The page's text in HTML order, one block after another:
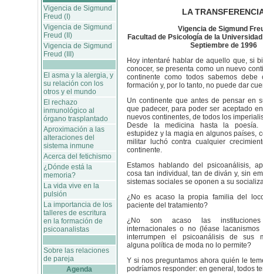
Vigencia de Sigmund
Freud (I)
Vigencia de Sigmund
Freud (II)
Vigencia de Sigmund
Freud (III)
El asma y la alergia, y
su relación con los
otros y el mundo
El rechazo
inmunológico al
órgano trasplantado
Aproximación a las
alteraciones del
sistema inmune
Acerca del fetichismo
¿Dónde está la
memoria?
La vida vive en la
pulsión
La importancia de los
talleres de escritura
en la formación de
psicoanalistas
Sobre las relaciones
de pareja
Agenda
LA
Vigencia de Sigmund
Facultad de Psicología de la
Septiembre de 1996
Hoy intentaré hablar de aquello que, si
conocer, se presenta como un nuevo
continente como todos sabemos debe
formación y, por lo tanto, no puede dar
Un continente que antes de pensar en
que padecer, para poder ser aceptado
nuevos continentes, de todos los
Desde la medicina hasta la poesía.
estupidez y la magia en algunos países,
militar luchó contra cualquier
continente.
Estamos hablando del psicoanálisis,
cosa tan individual, tan de diván y, sin
sistemas sociales se oponen a su
¿No es acaso la propia familia del
paciente del tratamiento?
¿No son acaso las instituciones
internacionales o no (léase
interrumpen el psicoanálisis de sus
alguna política de moda no lo permite?
Y si nos preguntamos ahora quién le
podríamos responder: en general, todos